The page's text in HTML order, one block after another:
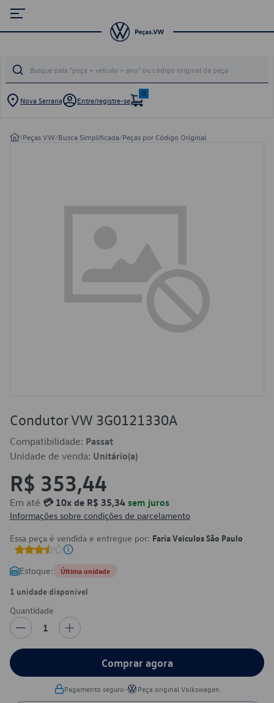
Nova Serrana Entre/registre-se
0
/Peças VW/Busca Simplificada/Peças por Código Original
Condutor VW 3G0121330A
Compatibilidade: Passat
Unidade de venda: Unitário(a)
R$ 353,44
Em até 💳 10x de R$ 35,34 sem juros
Informações sobre condições de parcelamento
Essa peça é vendida e entregue por: Faria Veículos São Paulo
Estoque: Última unidade
1 unidade disponível
Quantidade
1
Comprar agora
Pagamento seguro• Peça original Volkswagen